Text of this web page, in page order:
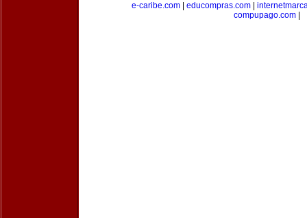
e-caribe.com| educompras.com|
compupago.com|